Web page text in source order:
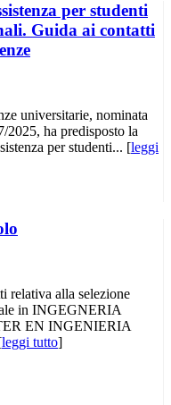
per studenti
Guida ai contatti
universitarie, nominata
2025, ha predisposto la
per studenti... [leggi
relativa alla selezione
in INGEGNERIA
EN INGENIERIA
leggi tutto]